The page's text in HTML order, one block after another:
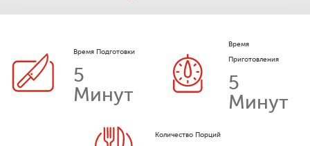
Время Подготовки
5
Минут
Время
Приготовления
5
Минут
Количество Порций